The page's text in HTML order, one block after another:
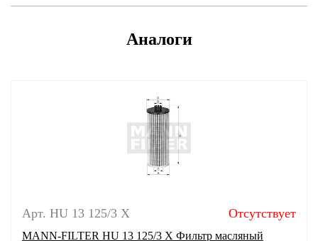
Аналоги
Арт. HU 13 125/3 X Отсутствует
MANN-FILTER HU 13 125/3 X Фильтр масляный